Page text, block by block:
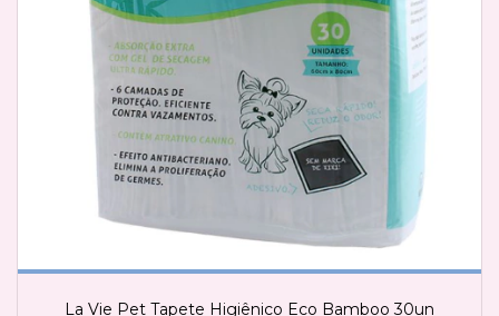
La Vie Pet Tapete Higiênico Eco Bamboo 30un